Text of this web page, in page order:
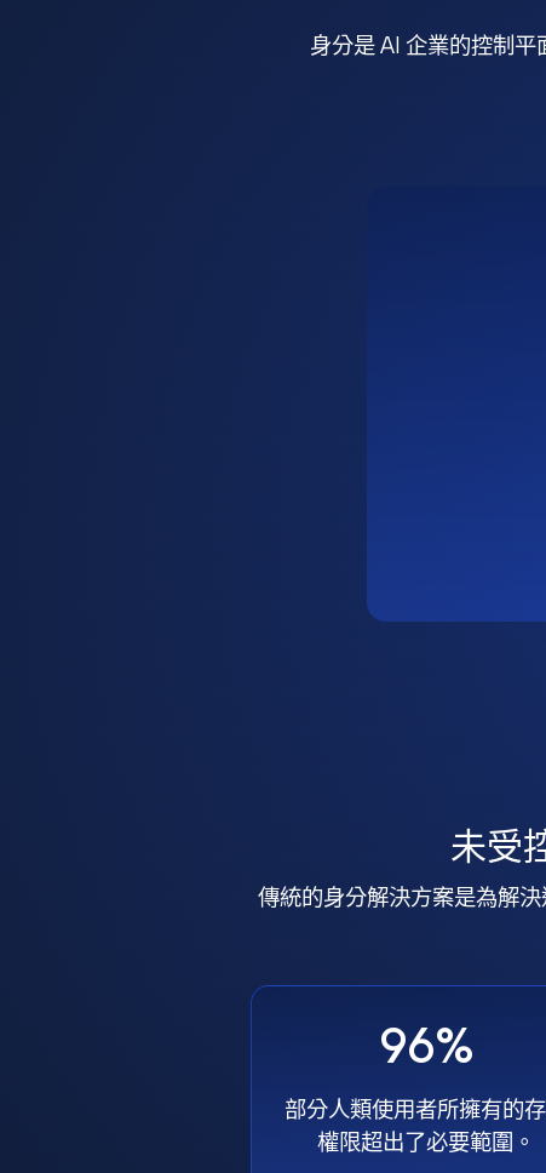
身分是 AI 企業的控制平
未受
傳統的身分解決方案是為解
96%
部分人類使用者所擁有的
權限超出了必要範圍。